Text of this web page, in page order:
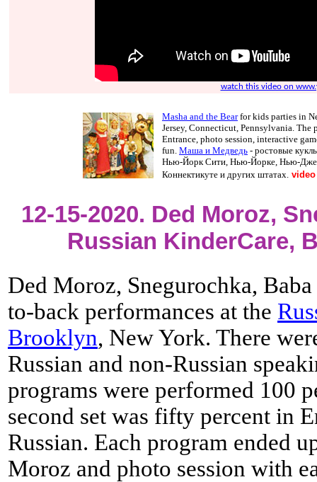
watch this video on
Masha and the Bearfor kids parties in
Jersey, Connecticut, Pennsylvania. The
Entrance, photo session, interactive
fun. Маша и Медведь - ростовые
Нью-Йорк Сити, Нью-Йорке, Нью-
Коннектикуте и других штатах. video
12-15-2020. Ded Moroz,
Russian KinderCare,
Ded Moroz, Snegurochka,
to-back performances at the
Brooklyn, New York. There
Russian and non-Russian
programs were performed 100
second set was fifty percent in
Russian. Each program ended
Moroz and photo session with